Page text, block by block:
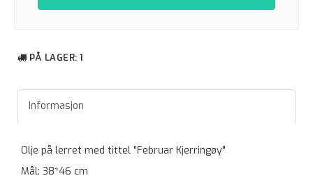
PÅ LAGER: 1
Informasjon
Olje på lerret med tittel "Februar Kjerringøy"
Mål: 38*46 cm